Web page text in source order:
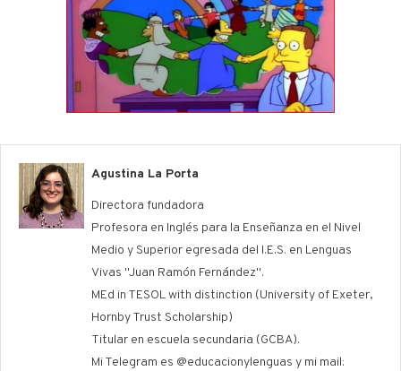
Agustina La Porta
Directora fundadora
Profesora en Inglés para la Enseñanza en el Nivel
Medio y Superior egresada del I.E.S. en Lenguas
Vivas "Juan Ramón Fernández".
MEd in TESOL with distinction (University of Exeter,
Hornby Trust Scholarship)
Titular en escuela secundaria (GCBA).
Mi Telegram es @educacionylenguas y mi mail: